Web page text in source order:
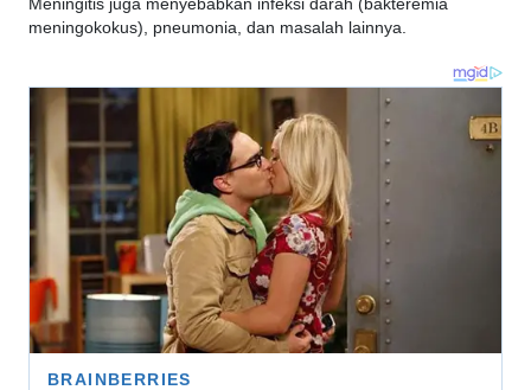
Meningitis juga menyebabkan infeksi darah (bakteremia
meningokokus), pneumonia, dan masalah lainnya.